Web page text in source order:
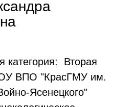
категория: Вторая
ВПО "КрасГМУ им.
Ясенецкого"